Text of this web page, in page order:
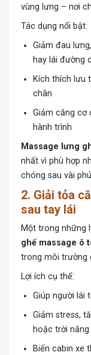
vùng lưng – nơi
Tác dụng nổi bật:
Giảm đau
hay lái đường
Kích thích lưu
chân
Giảm căng cơ
hành trình
Massage lưng
nhất vì phù hợp
chóng sau vài
2. Giải tỏa
sau tay lái
Một trong những
ghế massage ô
trong môi trường
Lợi ích cụ thể:
Giúp người lái
Giảm stress,
hoặc trời nắng
Biến cabin xe